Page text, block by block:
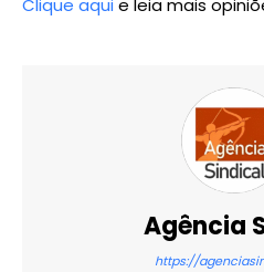
Clique aquie leia mais
Agência
https://